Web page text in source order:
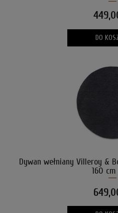
DO
Dywan wełniany Villeroy &
160 cm